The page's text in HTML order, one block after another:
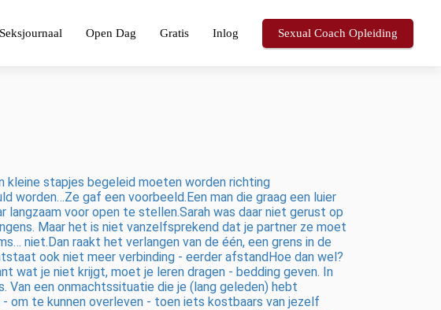
Seksjournaal Open Dag Gratis Inlog Sexual Coach Opleiding
kleine stapjes begeleid moeten worden richting
worden…Ze gaf een voorbeeld.Een man die graag een luier
voor open te stellen.Sarah was daar niet gerust op
Maar het is niet vanzelfsprekend dat je partner ze moet
niet.Dan raakt het verlangen van de één, een grens in de
ook niet meer verbinding - eerder afstandHoe dan wel?
wat je niet krijgt, moet je leren dragen - bedding geven. In
Van een onmachtssituatie die je (lang geleden) hebt
om te kunnen overleven - toen iets kostbaars van jezelf